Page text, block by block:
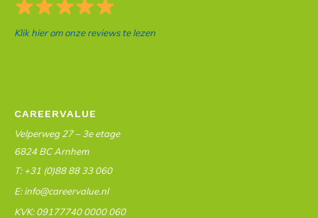
Klik hier om onze reviews te lezen
CAREERVALUE
Velperweg 27 – 3e etage
6824 BC Arnhem
T: +31 (0)88 88 33 060
E: info@careervalue.nl
KVK: 09177740 0000 060